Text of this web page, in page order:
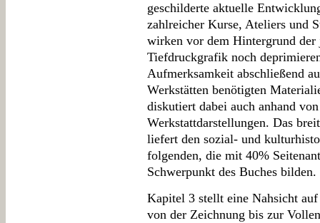
geschilderte aktuelle
zahlreicher Kurse, Ateliers und
wirken vor dem Hintergrund der
Tiefdruckgrafik noch
Aufmerksamkeit abschließend
Werkstätten benötigten
diskutiert dabei auch anhand
Werkstattdarstellungen. Das
liefert den sozial- und
folgenden, die mit 40%
Schwerpunkt des Buches bilden.
Kapitel 3 stellt eine Nahsicht
von der Zeichnung bis zur